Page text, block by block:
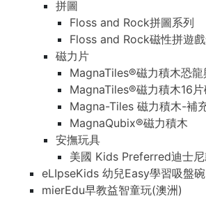
拼圖
Floss and Rock拼圖系列
Floss and Rock磁性拼遊
磁力片
MagnaTiles®磁力積木恐龍
MagnaTiles®磁力積木16
Magna-Tiles 磁力積木-補
MagnaQubix®磁力積木
安撫玩具
美國 Kids Preferred迪士
eLIpseKids 幼兒Easy學習吸盤碗
mierEdu早教益智童玩(澳洲)